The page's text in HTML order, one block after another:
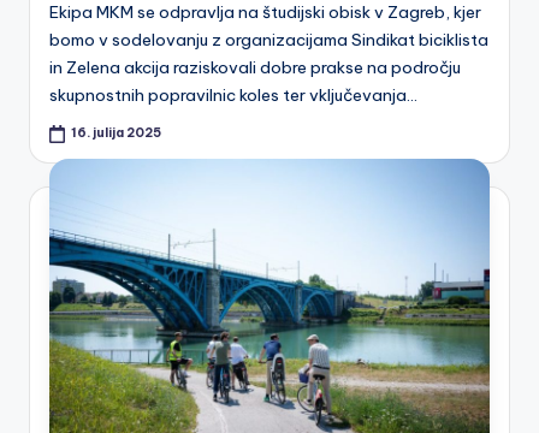
Ekipa MKM se odpravlja na študijski obisk v Zagreb, kjer
bomo v sodelovanju z organizacijama Sindikat biciklista
in Zelena akcija raziskovali dobre prakse na področju
skupnostnih popravilnic koles ter vključevanja…
16. julija 2025